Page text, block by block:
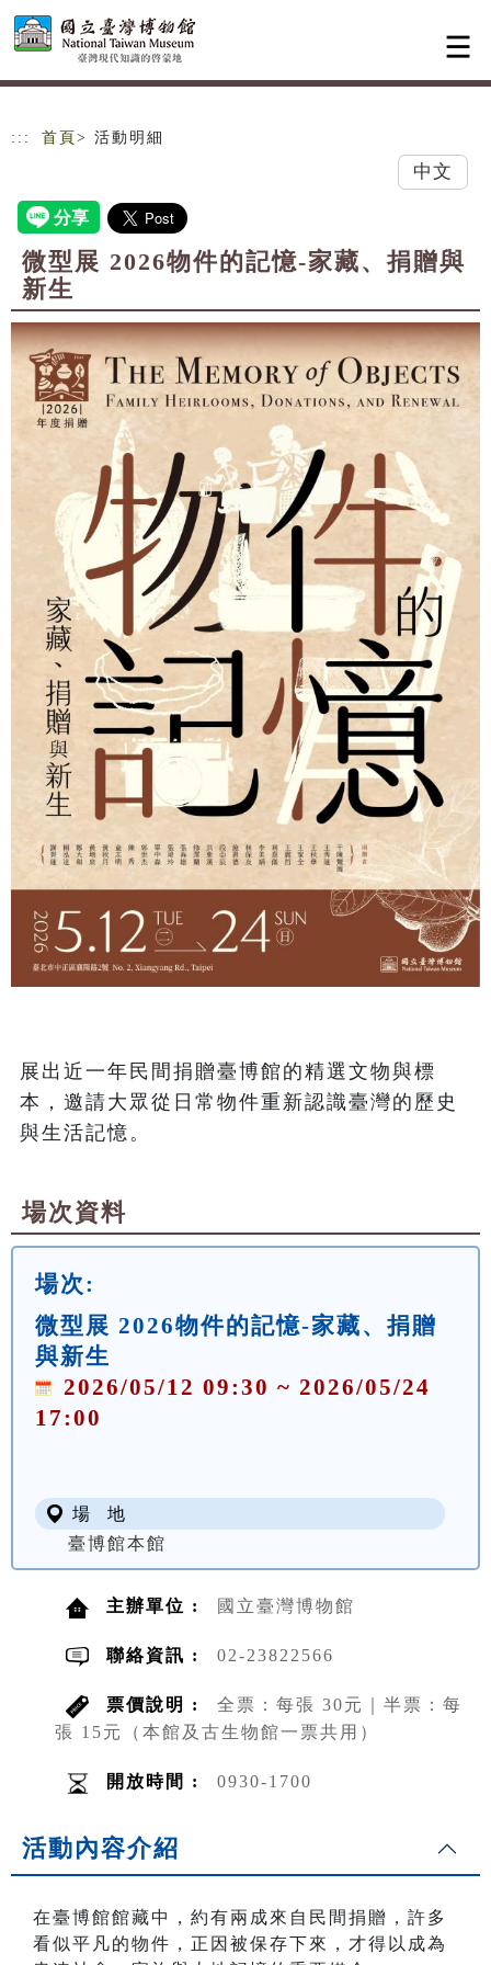
跳到主要內容
網站導覽
::: 首頁 > 活動明細
中文
微型展 2026物件的記憶-家藏、捐贈與
新生
展出近一年民間捐贈臺博館的精選文物與標
本，邀請大眾從日常物件重新認識臺灣的歷史
與生活記憶。
場次資料
場次:
微型展 2026物件的記憶-家藏、捐贈
與新生
2026/05/12 09:30 ~ 2026/05/24
17:00
場 地
臺博館本館
主辦單位 : 國立臺灣博物館
聯絡資訊 : 02-23822566
票價說明 :
全票：每張 30元｜半票：每
張 15元（本館及古生物館一票共用）
開放時間 : 0930-1700
活動內容介紹
在臺博館館藏中，約有兩成來自民間捐贈，許多
看似平凡的物件，正因被保存下來，才得以成為